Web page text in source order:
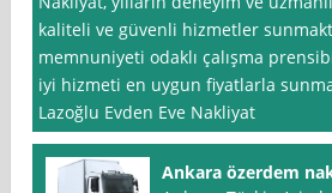
kaliteli ve güvenli hizmetler
memnuniyeti odaklı çalışma
iyi hizmeti en uygun fiyatlarla
Lazoğlu Evden Eve Nakliyat
Ankara özerdem